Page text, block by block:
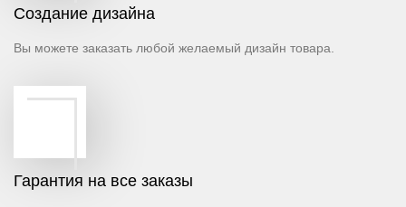
Создание дизайна
Вы можете заказать любой желаемый дизайн товара.
Гарантия на все заказы